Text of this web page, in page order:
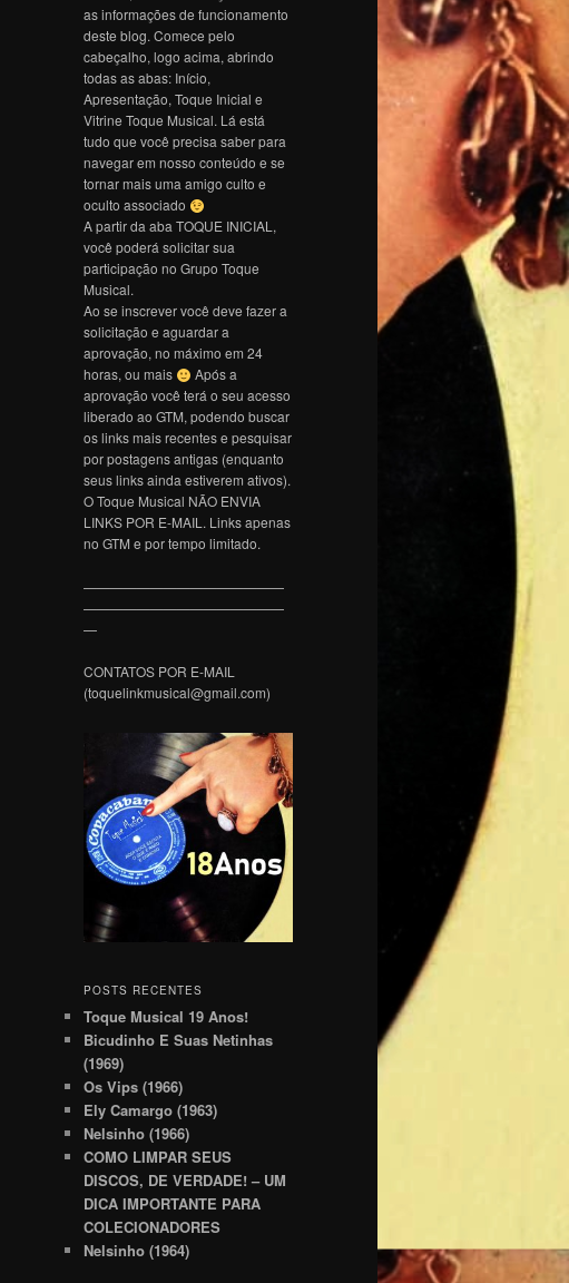
as informações de funcionamento
deste blog. Comece pelo
cabeçalho, logo acima, abrindo
todas as abas: Início,
Apresentação, Toque Inicial e
Vitrine Toque Musical. Lá está
tudo que você precisa saber para
navegar em nosso conteúdo e se
tornar mais uma amigo culto e
oculto associado
A partir da aba TOQUE INICIAL,
você poderá solicitar sua
participação no Grupo Toque
Musical.
Ao se inscrever você deve fazer a
solicitação e aguardar a
aprovação, no máximo em 24
horas, ou mais
Após a
aprovação você terá o seu acesso
liberado ao GTM, podendo buscar
os links mais recentes e pesquisar
por postagens antigas (enquanto
seus links ainda estiverem ativos).
O Toque Musical NÃO ENVIA
LINKS POR E-MAIL. Links apenas
no GTM e por tempo limitado.
———————————————
———————————————
—
CONTATOS POR E-MAIL
(toquelinkmusical@gmail.com)
POSTS RECENTES
Toque Musical 19 Anos!
Bicudinho E Suas Netinhas
(1969)
Os Vips (1966)
Ely Camargo (1963)
Nelsinho (1966)
COMO LIMPAR SEUS
DISCOS, DE VERDADE! – UM
DICA IMPORTANTE PARA
COLECIONADORES
Nelsinho (1964)